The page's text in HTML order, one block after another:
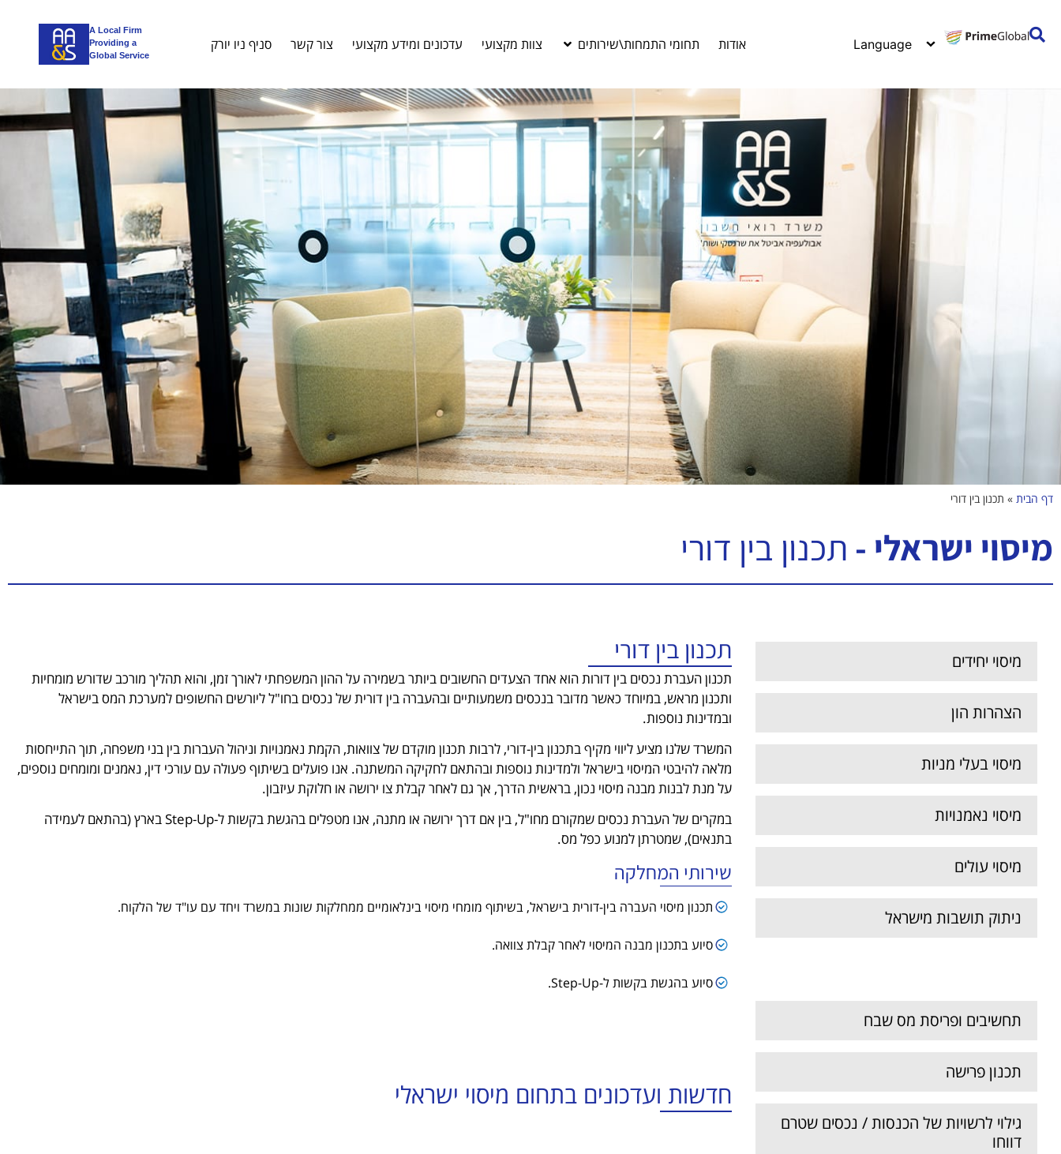
אודות תחומי התמחות\שירותים צוות מקצועי עדכונים ומידע מקצועי צור קשר סניף ניו יורק
A Local Firm
Providing a
Global Service
דף הבית » תכנון בין דורי
מיסוי ישראלי - תכנון בין דורי
מיסוי יחידים
הצהרות הון
מיסוי בעלי מניות
מיסוי נאמנויות
מיסוי עולים
ניתוק תושבות מישראל
תחשיבים ופריסת מס שבח
תכנון פרישה
גילוי לרשויות של הכנסות / נכסים שטרם
דווחו
תכנון בין דורי
תכנון העברת נכסים בין דורות הוא אחד הצעדים החשובים ביותר בשמירה על ההון המשפחתי לאורך זמן, והוא תהליך מורכב שדורש מומחיות
ותכנון מראש, במיוחד כאשר מדובר בנכסים משמעותיים ובהעברה בין דורית של נכסים בחו"ל ליורשים החשופים למערכת המס בישראל
ובמדינות נוספות.
המשרד שלנו מציע ליווי מקיף בתכנון בין-דורי, לרבות תכנון מוקדם של צוואות, הקמת נאמנויות וניהול העברות בין בני משפחה, תוך התייחסות
מלאה להיבטי המיסוי בישראל ולמדינות נוספות ובהתאם לחקיקה המשתנה. אנו פועלים בשיתוף פעולה עם עורכי דין, נאמנים ומומחים נוספים,
על מנת לבנות מבנה מיסוי נכון, בראשית הדרך, אך גם לאחר קבלת צו ירושה או חלוקת עיזבון.
במקרים של העברת נכסים שמקורם מחו"ל, בין אם דרך ירושה או מתנה, אנו מטפלים בהגשת בקשות ל-Step-Up בארץ (בהתאם לעמידה
בתנאים), שמטרתן למנוע כפל מס.
שירותי המחלקה
תכנון מיסוי העברה בין-דורית בישראל, בשיתוף מומחי מיסוי בינלאומיים ממחלקות שונות במשרד ויחד עם עו"ד של הלקוח.
סיוע בתכנון מבנה המיסוי לאחר קבלת צוואה.
סיוע בהגשת בקשות ל-Step-Up.
חדשות ועדכונים בתחום מיסוי ישראלי